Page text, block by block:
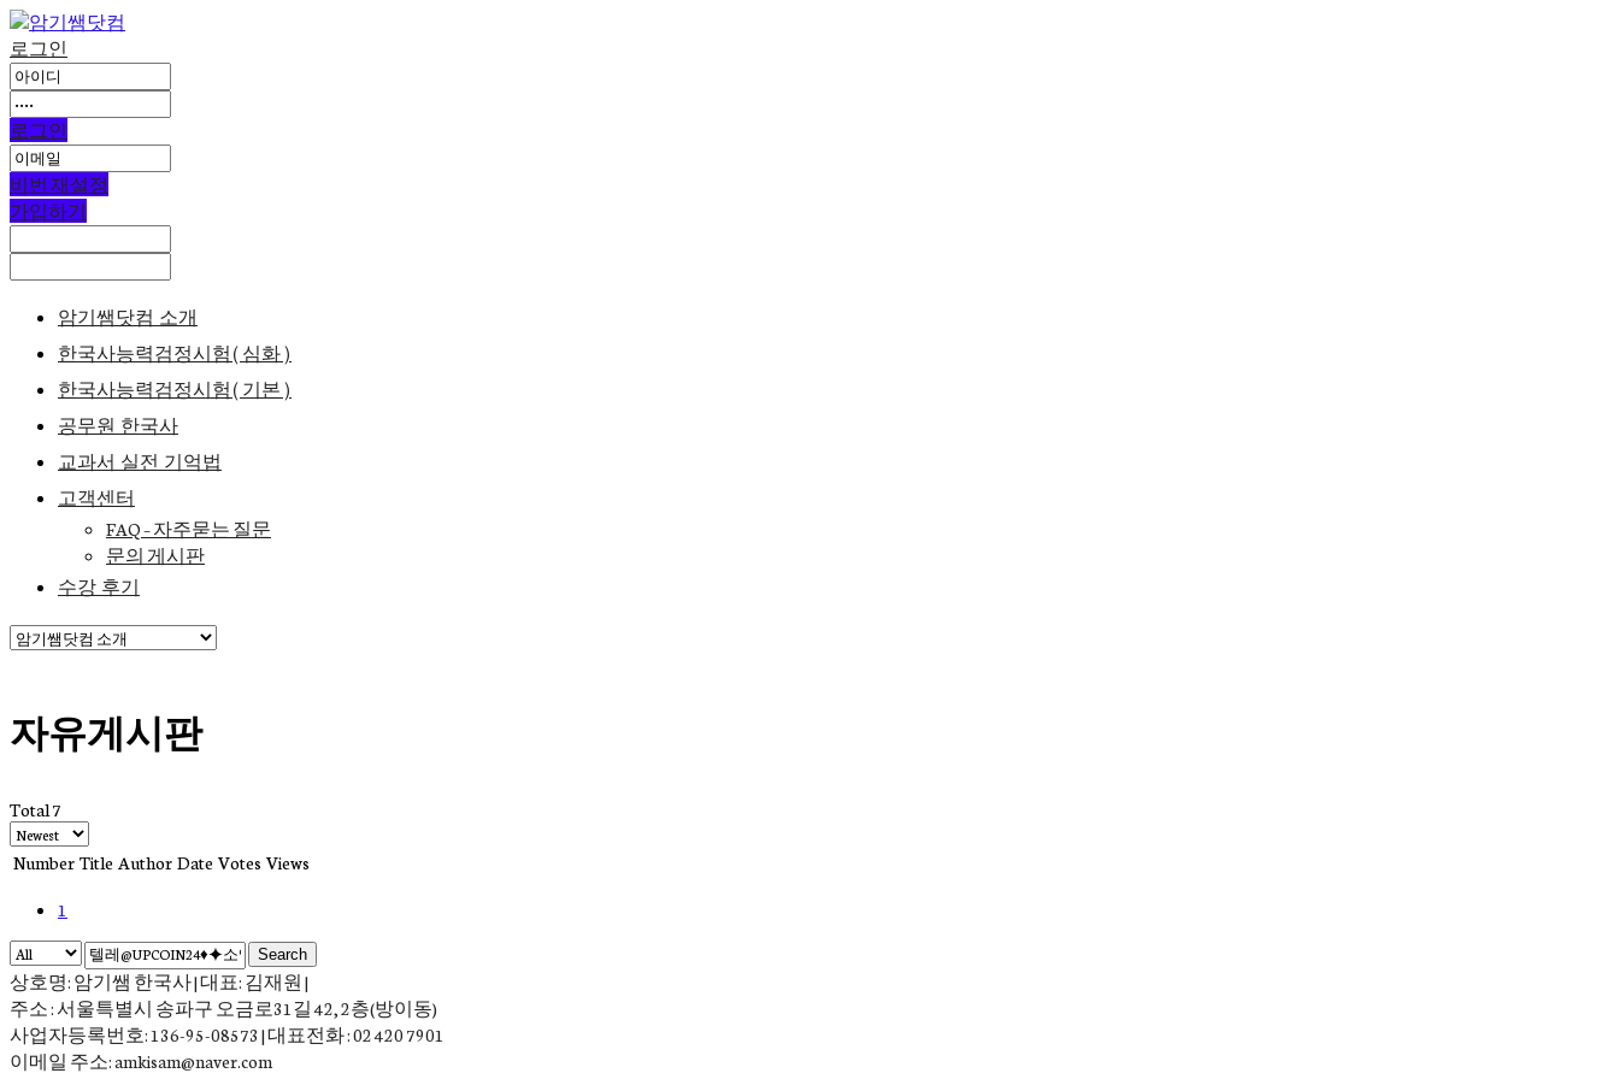
로그인
로그인
비번 재설정
가입하기
암기쌤닷컴 소개
한국사능력검정시험(심화)
한국사능력검정시험(기본)
공무원 한국사
교과서 실전 기억법
고객센터
FAQ – 자주묻는 질문
문의 게시판
수강 후기
자유게시판
Total 7
Number Title Author Date Votes Views
1
Search
상호명: 암기쌤 한국사 | 대표: 김재원 |
주소 : 서울특별시 송파구 오금로31길 42, 2층(방이동)
사업자등록번호: 136-95-08573 | 대표전화 : 02 420 7901
이메일 주소: amkisam@naver.com